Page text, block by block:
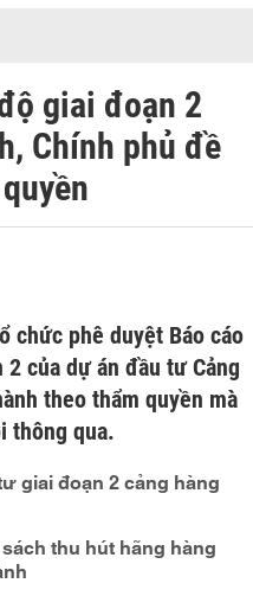
giai đoạn 2
Chính phủ đề
chức phê duyệt Báo cáo
của dự án đầu tư Cảng
theo thẩm quyền mà
thông qua.
giai đoạn 2 cảng hàng
thu hút hãng hàng